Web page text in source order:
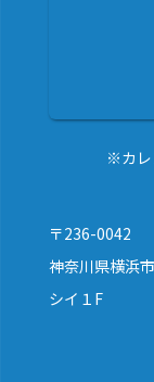
※カレ
〒236-0042
神奈川県横浜
シイ１F